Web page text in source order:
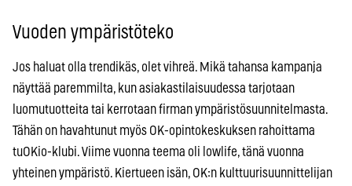
Vuoden ympäristöteko
Jos haluat olla trendikäs, olet vihreä. Mikä tahansa kampanja
näyttää paremmilta, kun asiakastilaisuudessa tarjotaan
luomutuotteita tai kerrotaan firman ympäristösuunnitelmasta.
Tähän on havahtunut myös OK-opintokeskuksen rahoittama
tuOKio-klubi. Viime vuonna teema oli lowlife, tänä vuonna
yhteinen ympäristö. Kiertueen isän, OK:n kulttuurisuunnittelijan